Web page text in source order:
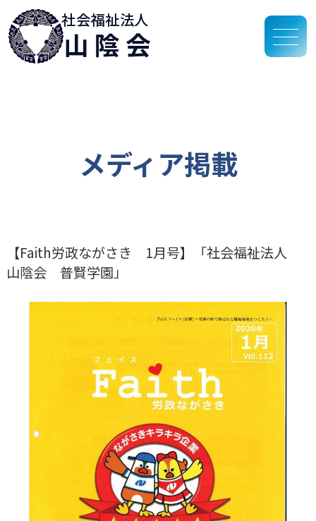
社会福祉法人
山陰会
メディア掲載
【Faith労政ながさき 1月号】「社会福祉法人
山陰会 普賢学園」